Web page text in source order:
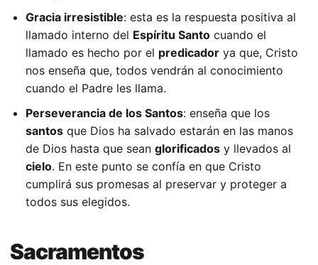
Gracia irresistible: esta es la respuesta positiva al
llamado interno del Espíritu Santo cuando el
llamado es hecho por el predicador ya que, Cristo
nos enseña que, todos vendrán al conocimiento
cuando el Padre les llama.
Perseverancia de los Santos: enseña que los
santos que Dios ha salvado estarán en las manos
de Dios hasta que sean glorificados y llevados al
cielo. En este punto se confía en que Cristo
cumplirá sus promesas al preservar y proteger a
todos sus elegidos.
Sacramentos